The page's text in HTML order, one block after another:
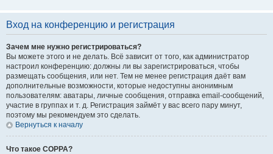
Вход на конференцию и регистрация
Зачем мне нужно регистрироваться?
Вы можете этого и не делать. Всё зависит от того, как администратор
настроил конференцию: должны ли вы зарегистрироваться, чтобы
размещать сообщения, или нет. Тем не менее регистрация даёт вам
дополнительные возможности, которые недоступны анонимным
пользователям: аватары, личные сообщения, отправка email-сообщений,
участие в группах и т. д. Регистрация займёт у вас всего пару минут,
поэтому мы рекомендуем это сделать.
Вернуться к началу
Что такое COPPA?